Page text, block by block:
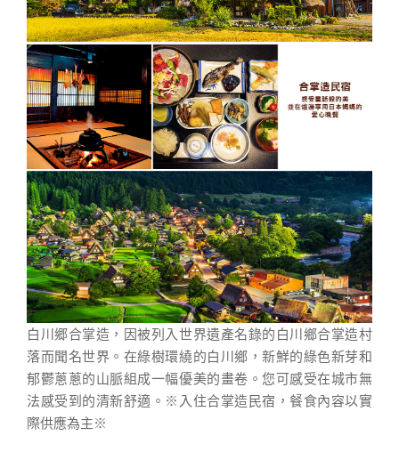
白川郷合掌造，因被列入世界遺產名錄的白川鄉合掌造村
落而聞名世界。在綠樹環繞的白川鄉，新鮮的綠色新芽和
郁鬱蔥蔥的山脈組成一幅優美的畫卷。您可感受在城市無
法感受到的清新舒適。 ※入住合掌造民宿，餐食內容以實
際供應為主※